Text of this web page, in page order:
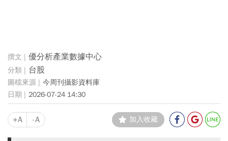
優分析產業數據中心
台股
今周刊攝影資料庫
2026-07-24 14:30
+A -A 加入收藏